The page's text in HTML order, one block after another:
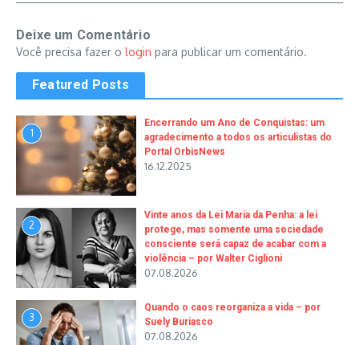
Deixe um Comentário
Você precisa fazer o login para publicar um comentário.
Featured Posts
1
Encerrando um Ano de Conquistas: um
agradecimento a todos os articulistas do
Portal OrbisNews
16.12.2025
2
Vinte anos da Lei Maria da Penha: a lei
protege, mas somente uma sociedade
consciente será capaz de acabar com a
violência – por Walter Ciglioni
07.08.2026
3
Quando o caos reorganiza a vida – por
Suely Buriasco
07.08.2026